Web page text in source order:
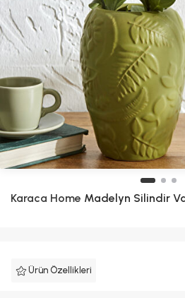
Karaca Home Madelyn Silindir
Ürün Özellikleri